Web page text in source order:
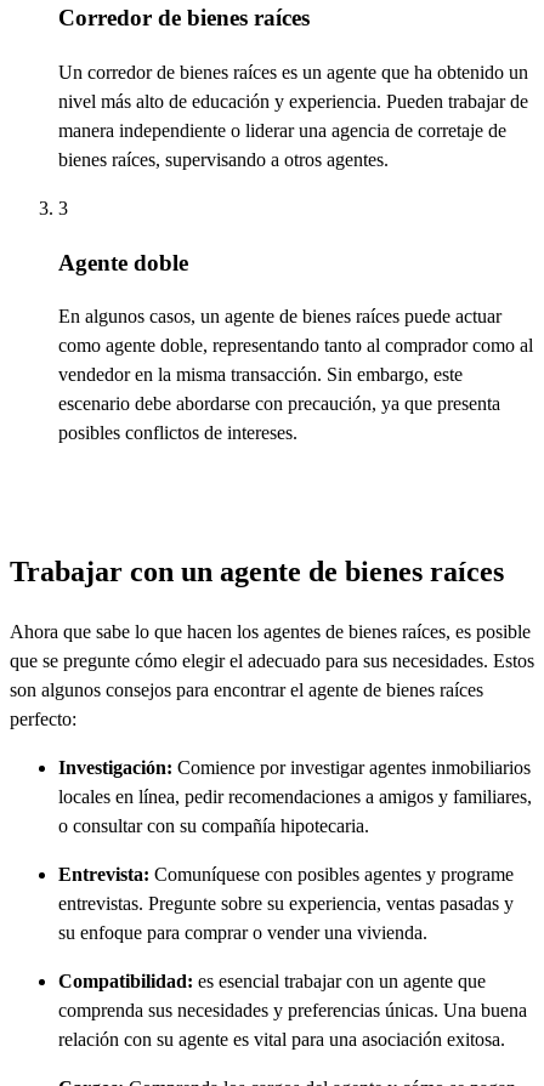
Corredor de bienes raíces
Un corredor de bienes raíces es un agente que ha obtenido un
nivel más alto de educación y experiencia. Pueden trabajar de
manera independiente o liderar una agencia de corretaje de
bienes raíces, supervisando a otros agentes.
3
Agente doble
En algunos casos, un agente de bienes raíces puede actuar
como agente doble, representando tanto al comprador como al
vendedor en la misma transacción. Sin embargo, este
escenario debe abordarse con precaución, ya que presenta
posibles conflictos de intereses.
Trabajar con un agente de bienes raíces
Ahora que sabe lo que hacen los agentes de bienes raíces, es posible
que se pregunte cómo elegir el adecuado para sus necesidades. Estos
son algunos consejos para encontrar el agente de bienes raíces
perfecto:
Investigación: Comience por investigar agentes inmobiliarios
locales en línea, pedir recomendaciones a amigos y familiares,
o consultar con su compañía hipotecaria.
Entrevista: Comuníquese con posibles agentes y programe
entrevistas. Pregunte sobre su experiencia, ventas pasadas y
su enfoque para comprar o vender una vivienda.
Compatibilidad: es esencial trabajar con un agente que
comprenda sus necesidades y preferencias únicas. Una buena
relación con su agente es vital para una asociación exitosa.